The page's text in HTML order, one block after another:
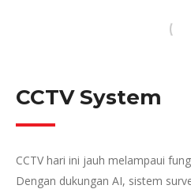
CCTV System
CCTV hari ini jauh melampaui
Dengan dukungan AI, sistem